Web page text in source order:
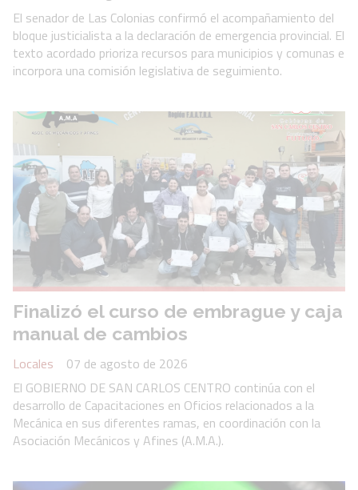
El senador de Las Colonias confirmó el acompañamiento del
bloque justicialista a la declaración de emergencia provincial. El
texto acordado prioriza recursos para municipios y comunas e
incorpora una comisión legislativa de seguimiento.
Finalizó el curso de embrague y caja
manual de cambios
Locales
07 de agosto de 2026
El GOBIERNO DE SAN CARLOS CENTRO continúa con el
desarrollo de Capacitaciones en Oficios relacionados a la
Mecánica en sus diferentes ramas, en coordinación con la
Asociación Mecánicos y Afines (A.M.A.).